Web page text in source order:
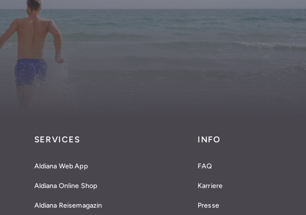
SERVICES
Aldiana Web App
Aldiana Online Shop
Aldiana Reisemagazin
INFO
FAQ
Karriere
Presse